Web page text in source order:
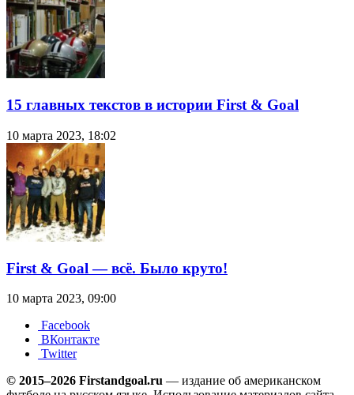
15 главных текстов в истории First & Goal
10 марта 2023, 18:02
First & Goal — всё. Было круто!
10 марта 2023, 09:00
Facebook
ВКонтакте
Twitter
© 2015–2026 Firstandgoal.ru — издание об американском